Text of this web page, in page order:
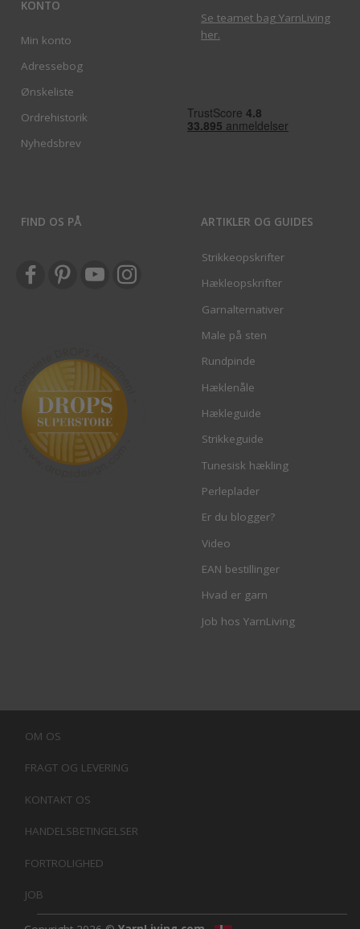
KONTO
Min konto
Adressebog
Ønskeliste
Ordrehistorik
Nyhedsbrev
Se teamet bag YarnLiving
her.
FIND OS PÅ ARTIKLER OG GUIDES
Strikkeopskrifter
Hækleopskrifter
Garnalternativer
Male på sten
Rundpinde
Hæklenåle
Hækleguide
Strikkeguide
Tunesisk hækling
Perleplader
Er du blogger?
Video
EAN bestillinger
Hvad er garn
Job hos YarnLiving
OM OS
FRAGT OG LEVERING
KONTAKT OS
HANDELSBETINGELSER
FORTROLIGHED
JOB